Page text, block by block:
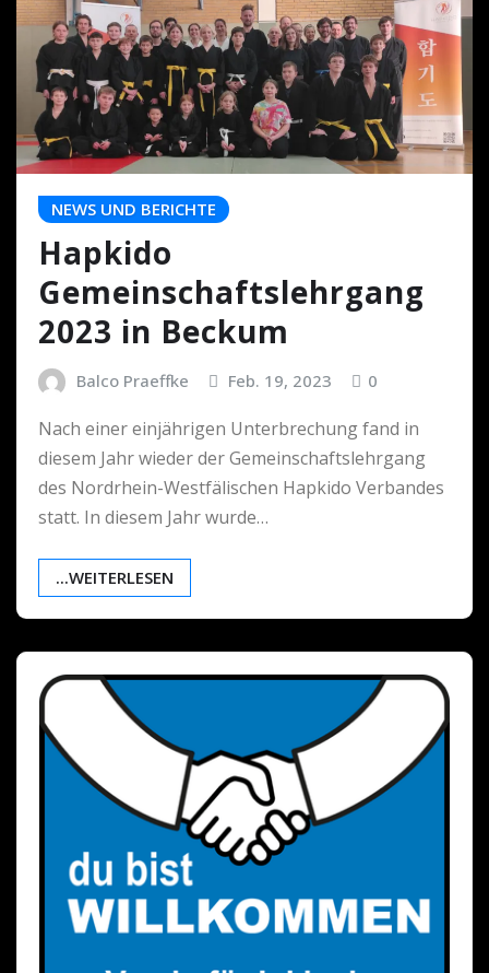
NEWS UND BERICHTE
Hapkido
Gemeinschaftslehrgang
2023 in Beckum
Balco Praeffke Feb. 19, 2023 0
Nach einer einjährigen Unterbrechung fand in
diesem Jahr wieder der Gemeinschaftslehrgang
des Nordrhein-Westfälischen Hapkido Verbandes
statt. In diesem Jahr wurde…
...WEITERLESEN